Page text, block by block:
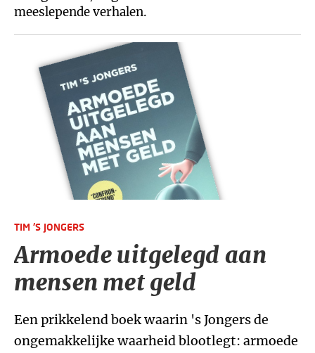
meeslepende verhalen.
TIM 'S JONGERS
Armoede uitgelegd aan
mensen met geld
Een prikkelend boek waarin 's Jongers de
ongemakkelijke waarheid blootlegt: armoede